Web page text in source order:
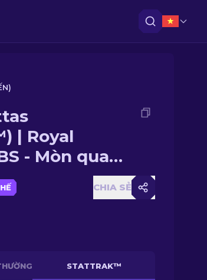
| Royal
- Mòn qua
CHIA SẺ
STATTRAK™